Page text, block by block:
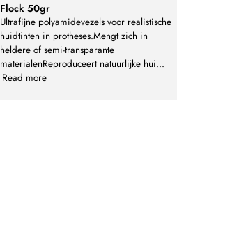
Flock 50gr
Ultrafijne polyamidevezels voor realistische
huidtinten in protheses.Mengt zich in
heldere of semi-transparante
materialenReproduceert natuurlijke hui...
Read more